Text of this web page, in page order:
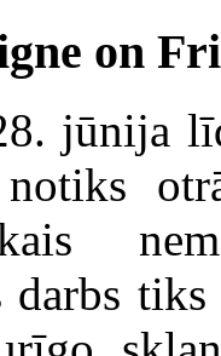
on
jūnija
notiks
darbs